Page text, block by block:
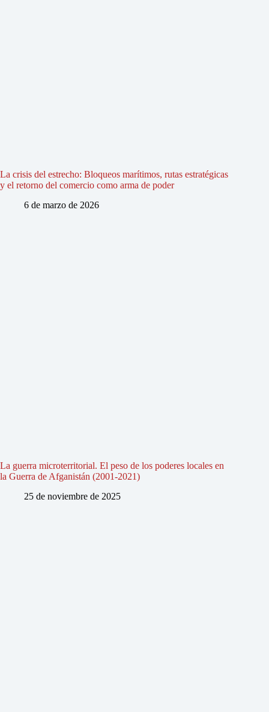
La crisis del estrecho: Bloqueos marítimos, rutas estratégicas
y el retorno del comercio como arma de poder
6 de marzo de 2026
La guerra microterritorial. El peso de los poderes locales en
la Guerra de Afganistán (2001-2021)
25 de noviembre de 2025